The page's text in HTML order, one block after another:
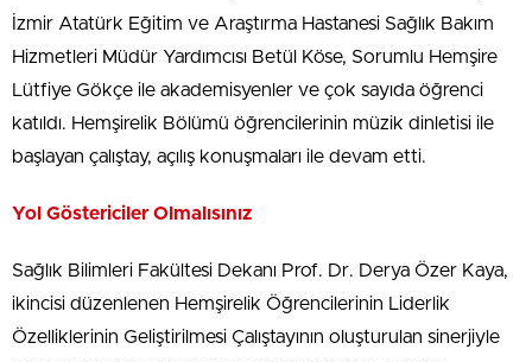
İzmir Atatürk Eğitim ve Araştırma Hastanesi Sağlık Bakım
Hizmetleri Müdür Yardımcısı Betül Köse, Sorumlu Hemşire
Lütfiye Gökçe ile akademisyenler ve çok sayıda öğrenci
katıldı. Hemşirelik Bölümü öğrencilerinin müzik dinletisi ile
başlayan çalıştay, açılış konuşmaları ile devam etti.
Yol Göstericiler Olmalısınız
Sağlık Bilimleri Fakültesi Dekanı Prof. Dr. Derya Özer Kaya,
ikincisi düzenlenen Hemşirelik Öğrencilerinin Liderlik
Özelliklerinin Geliştirilmesi Çalıştayının oluşturulan sinerjiyle